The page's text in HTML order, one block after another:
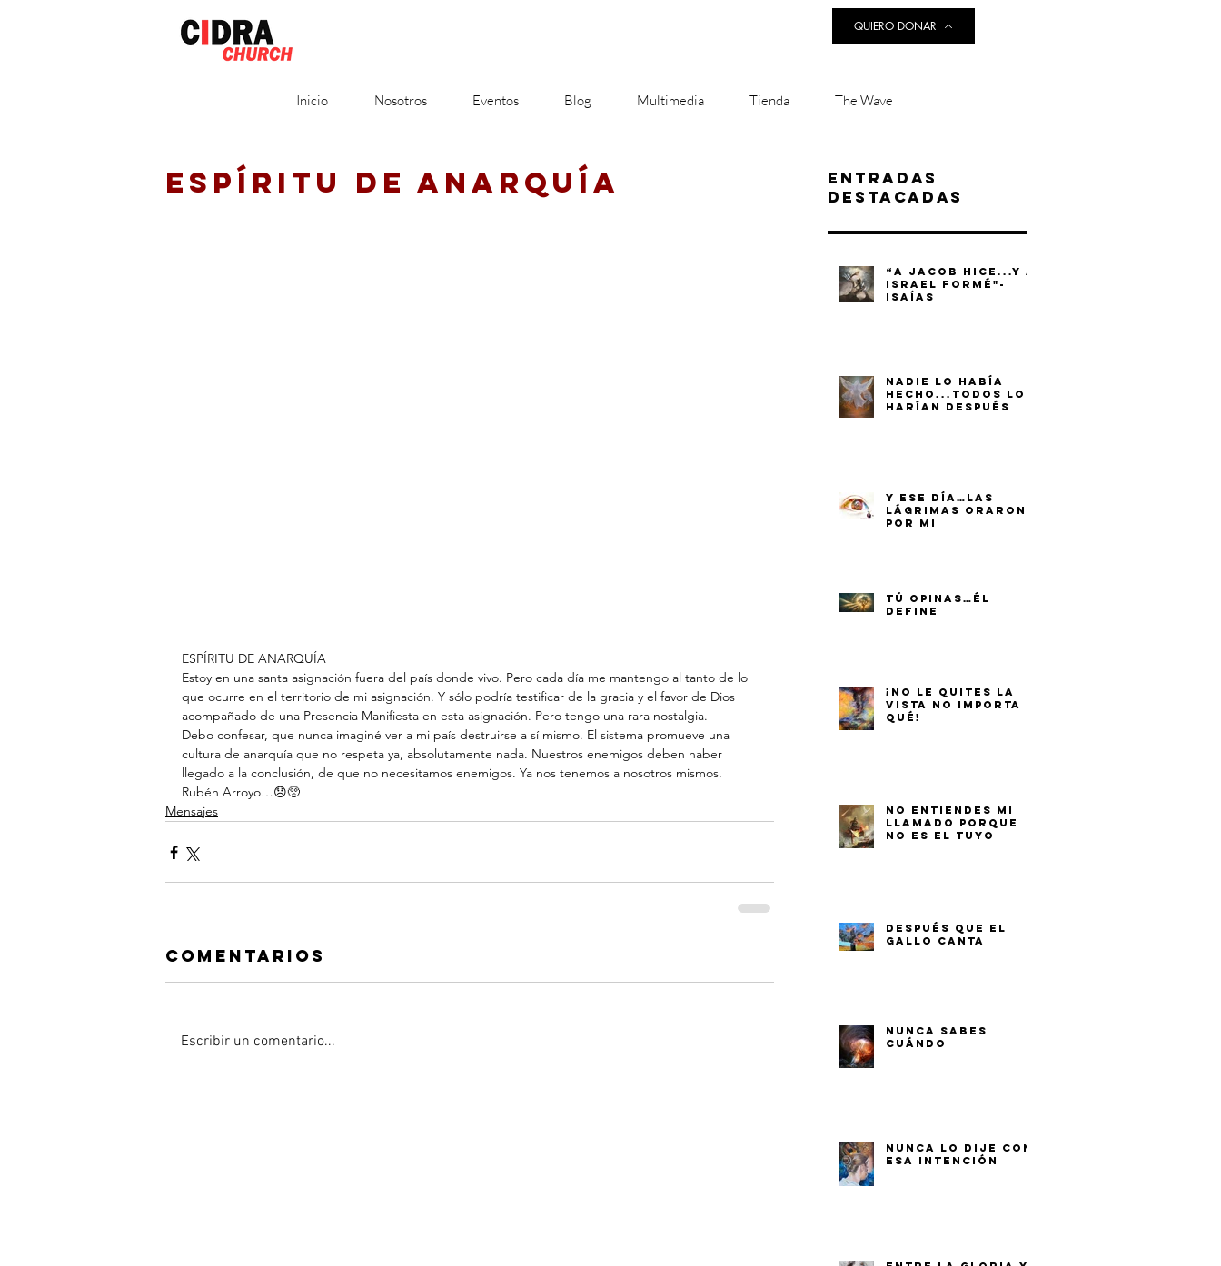
QUIERO DONAR
Inicio Nosotros Eventos Blog Multimedia Tienda The Wave
ESPÍRITU DE ANARQUÍA
ESPÍRITU DE ANARQUÍA
Estoy en una santa asignación fuera del país donde vivo. Pero cada día me mantengo al tanto de lo
que ocurre en el territorio de mi asignación. Y sólo podría testificar de la gracia y el favor de Dios
acompañado de una Presencia Manifiesta en esta asignación. Pero tengo una rara nostalgia.
Debo confesar, que nunca imaginé ver a mi país destruirse a sí mismo. El sistema promueve una
cultura de anarquía que no respeta ya, absolutamente nada. Nuestros enemigos deben haber
llegado a la conclusión, de que no necesitamos enemigos. Ya nos tenemos a nosotros mismos.
Rubén Arroyo…😞🥺
Mensajes
Comentarios
Escribir un comentario...
Entradas
destacadas
“A JACOB HICE...Y A
ISRAEL FORMÉ"-
ISAÍAS
NADIE LO HABÍA
HECHO...TODOS LO
HARÍAN DESPUÉS
Y ESE DÍA…LAS
LÁGRIMAS ORARON
POR MI
TÚ OPINAS…ÉL
DEFINE
¡NO LE QUITES LA
VISTA NO IMPORTA
QUÉ!
NO ENTIENDES MI
LLAMADO PORQUE
NO ES EL TUYO
DESPUÉS QUE EL
GALLO CANTA
NUNCA SABES
CUÁNDO
NUNCA LO DIJE CON
ESA INTENCIÓN